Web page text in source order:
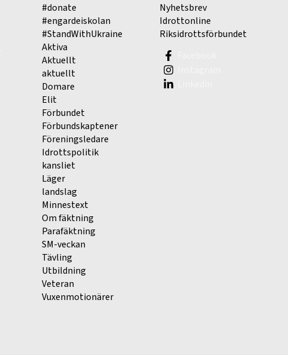
#donate
#engardeiskolan
#StandWithUkraine
Aktiva
Aktuellt
aktuellt
Domare
Elit
Förbundet
Förbundskaptener
Föreningsledare
Idrottspolitik
kansliet
Läger
landslag
Minnestext
Om fäktning
Parafäktning
SM-veckan
Tävling
Utbildning
Veteran
Vuxenmotionärer
Nyhetsbrev
Idrottonline
Riksidrottsförbundet